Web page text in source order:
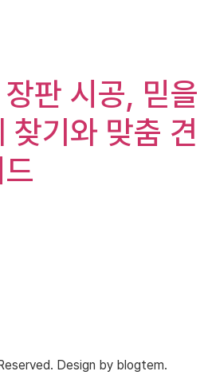
판 시공, 믿을
찾기와 맞춤 견
Design by blogtem.